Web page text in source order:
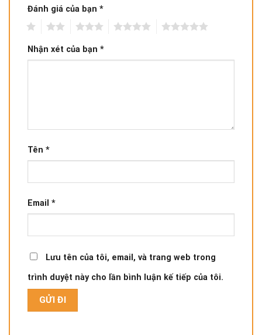
Đánh giá của bạn *
Nhận xét của bạn *
Tên *
Email *
Lưu tên của tôi, email, và trang web trong
trình duyệt này cho lần bình luận kế tiếp của tôi.